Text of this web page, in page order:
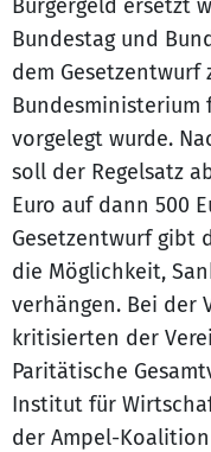
Bürgergeld ersetzt
Bundestag und
dem Gesetzentwurf
Bundesministerium
vorgelegt wurde.
soll der Regelsatz
Euro auf dann 500
Gesetzentwurf gibt
die Möglichkeit,
verhängen. Bei der
kritisierten der
Paritätische
Institut für
der Ampel-